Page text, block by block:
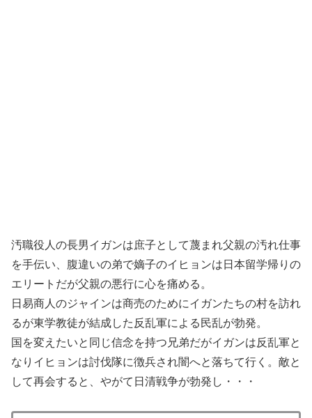
汚職役人の長男イガンは庶子として蔑まれ父親の汚れ仕事
を手伝い、腹違いの弟で嫡子のイヒョンは日本留学帰りの
エリートだが父親の悪行に心を痛める。
日易商人のジャインは商売のためにイガンたちの村を訪れ
るが東学教徒が結成した反乱軍による民乱が勃発。
国を変えたいと同じ信念を持つ兄弟だがイガンは反乱軍と
なりイヒョンは討伐隊に徴兵され闇へと落ちて行く。敵と
して再会すると、やがて日清戦争が勃発し・・・